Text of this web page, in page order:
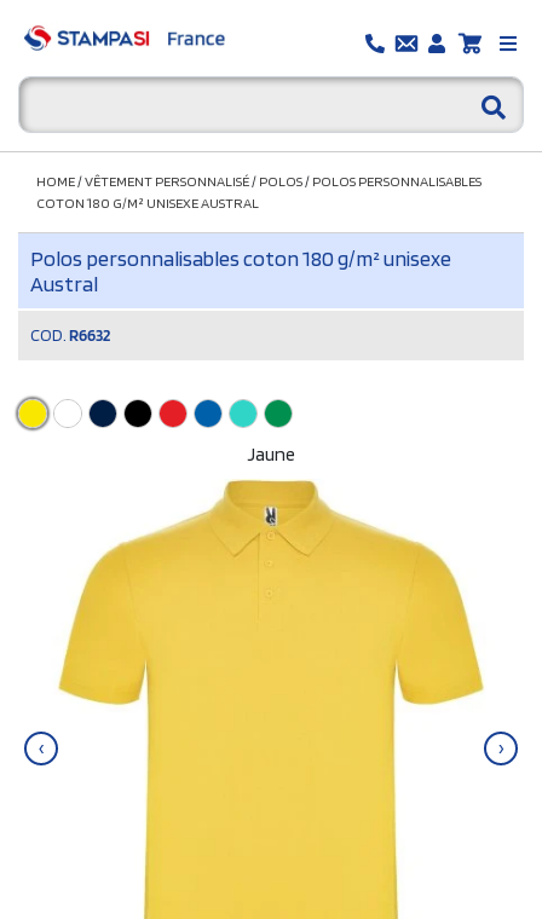
HOME/VÊTEMENT PERSONNALISÉ/ POLOS/ POLOS PERSONNALISABLES
COTON 180 G/M² UNISEXE AUSTRAL
Polos personnalisables coton 180 g/m² unisexe
Austral
COD. R6632
Jaune
‹ ›